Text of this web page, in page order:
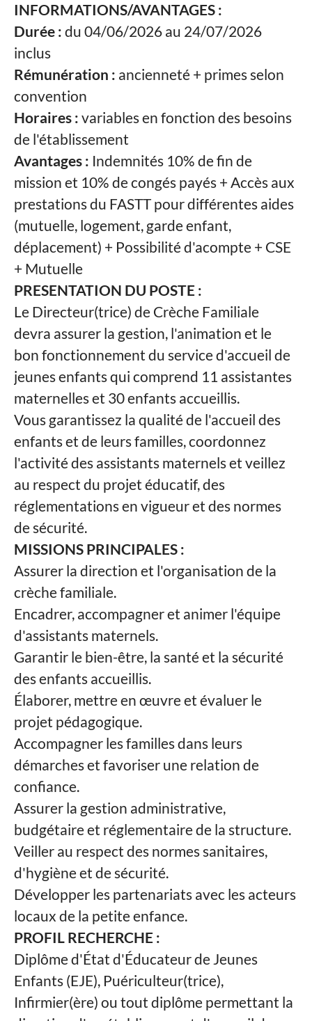
INFORMATIONS/AVANTAGES :
Durée : du 04/06/2026 au 24/07/2026
inclus
Rémunération : ancienneté + primes selon
convention
Horaires : variables en fonction des besoins
de l'établissement
Avantages : Indemnités 10% de fin de
mission et 10% de congés payés + Accès aux
prestations du FASTT pour différentes aides
(mutuelle, logement, garde enfant,
déplacement) + Possibilité d'acompte + CSE
+ Mutuelle
PRESENTATION DU POSTE :
Le Directeur(trice) de Crèche Familiale
devra assurer la gestion, l'animation et le
bon fonctionnement du service d'accueil de
jeunes enfants qui comprend 11 assistantes
maternelles et 30 enfants accueillis.
Vous garantissez la qualité de l'accueil des
enfants et de leurs familles, coordonnez
l'activité des assistants maternels et veillez
au respect du projet éducatif, des
réglementations en vigueur et des normes
de sécurité.
MISSIONS PRINCIPALES :
Assurer la direction et l'organisation de la
crèche familiale.
Encadrer, accompagner et animer l'équipe
d'assistants maternels.
Garantir le bien-être, la santé et la sécurité
des enfants accueillis.
Élaborer, mettre en œuvre et évaluer le
projet pédagogique.
Accompagner les familles dans leurs
démarches et favoriser une relation de
confiance.
Assurer la gestion administrative,
budgétaire et réglementaire de la structure.
Veiller au respect des normes sanitaires,
d'hygiène et de sécurité.
Développer les partenariats avec les acteurs
locaux de la petite enfance.
PROFIL RECHERCHE :
Diplôme d'État d'Éducateur de Jeunes
Enfants (EJE), Puériculteur(trice),
Infirmier(ère) ou tout diplôme permettant la